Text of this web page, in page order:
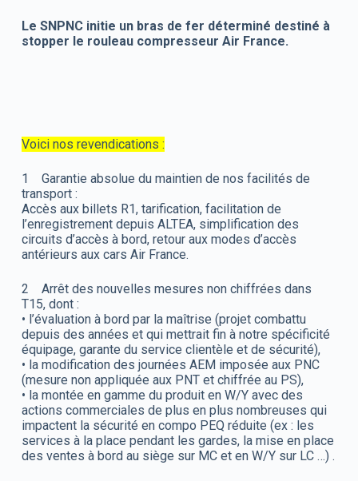
Le SNPNC initie un bras de fer déterminé destiné à
stopper le rouleau compresseur Air France.
Voici nos revendications :
1 Garantie absolue du maintien de nos facilités de
transport :
Accès aux billets R1, tarification, facilitation de
l’enregistrement depuis ALTEA, simplification des
circuits d’accès à bord, retour aux modes d’accès
antérieurs aux cars Air France.
2 Arrêt des nouvelles mesures non chiffrées dans
T15, dont :
• l’évaluation à bord par la maîtrise (projet combattu
depuis des années et qui mettrait fin à notre spécificité
équipage, garante du service clientèle et de sécurité),
• la modification des journées AEM imposée aux PNC
(mesure non appliquée aux PNT et chiffrée au PS),
• la montée en gamme du produit en W/Y avec des
actions commerciales de plus en plus nombreuses qui
impactent la sécurité en compo PEQ réduite (ex : les
services à la place pendant les gardes, la mise en place
des ventes à bord au siège sur MC et en W/Y sur LC …) .